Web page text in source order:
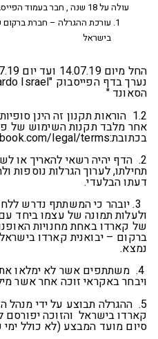
עולה על 18 שנה , חבר בעמוד הפייסבוק של CARDO ישראל
עורכת ההגרלה – חברת ברקום
בישראל
הסאונד "
1.2 הוראות תקנון זה הינן
אחר מלבד תקנות השימוש של
בכתובת:https://www.facebook.com/legal/terms.
2. הדף יהיה רשאי להאריך או
תחילתו, לערוך הגרלות נוספות
דעתו הבלעדי.
3. יובהר כי המשתתף נדרש
של קארדו באחת מחנויות
ברקום – יבואנית קארדו
נמצא.
4. משתתפים אשר לא ימלאו את
ויבחר באקראי זוכה אחר אשר
5. ההגרלה תבוצע על ידי
סיום מועד המבצע (לא כולל